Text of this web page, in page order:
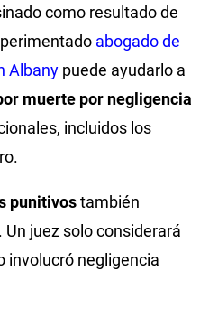
como resultado de
abogado de
Albany puede ayudarlo a
muerte por negligencia
incluidos los
punitivostambién
juez solo considerará
involucró negligencia